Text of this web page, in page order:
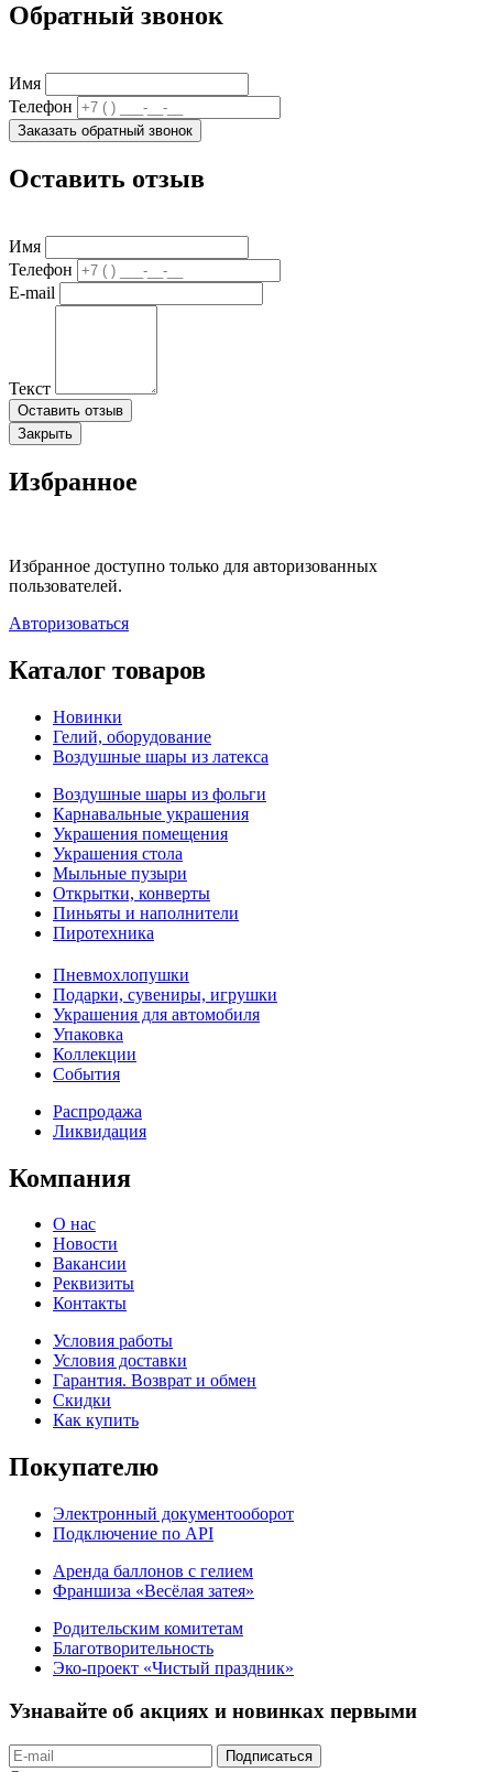
Обратный звонок
Имя
Телефон
Заказать обратный звонок
Оставить отзыв
Имя
Телефон
E-mail
Текст
Оставить отзыв
Закрыть
Избранное
Избранное доступно только для авторизованных
пользователей.
Авторизоваться
Каталог товаров
Новинки
Гелий, оборудование
Воздушные шары из латекса
Воздушные шары из фольги
Карнавальные украшения
Украшения помещения
Украшения стола
Мыльные пузыри
Открытки, конверты
Пиньяты и наполнители
Пиротехника
Пневмохлопушки
Подарки, сувениры, игрушки
Украшения для автомобиля
Упаковка
Коллекции
События
Распродажа
Ликвидация
Компания
О нас
Новости
Вакансии
Реквизиты
Контакты
Условия работы
Условия доставки
Гарантия. Возврат и обмен
Скидки
Как купить
Покупателю
Электронный документооборот
Подключение по API
Аренда баллонов с гелием
Франшиза «Весёлая затея»
Родительским комитетам
Благотворительность
Эко-проект «Чистый праздник»
Узнавайте об акциях и новинках первыми
Подписаться